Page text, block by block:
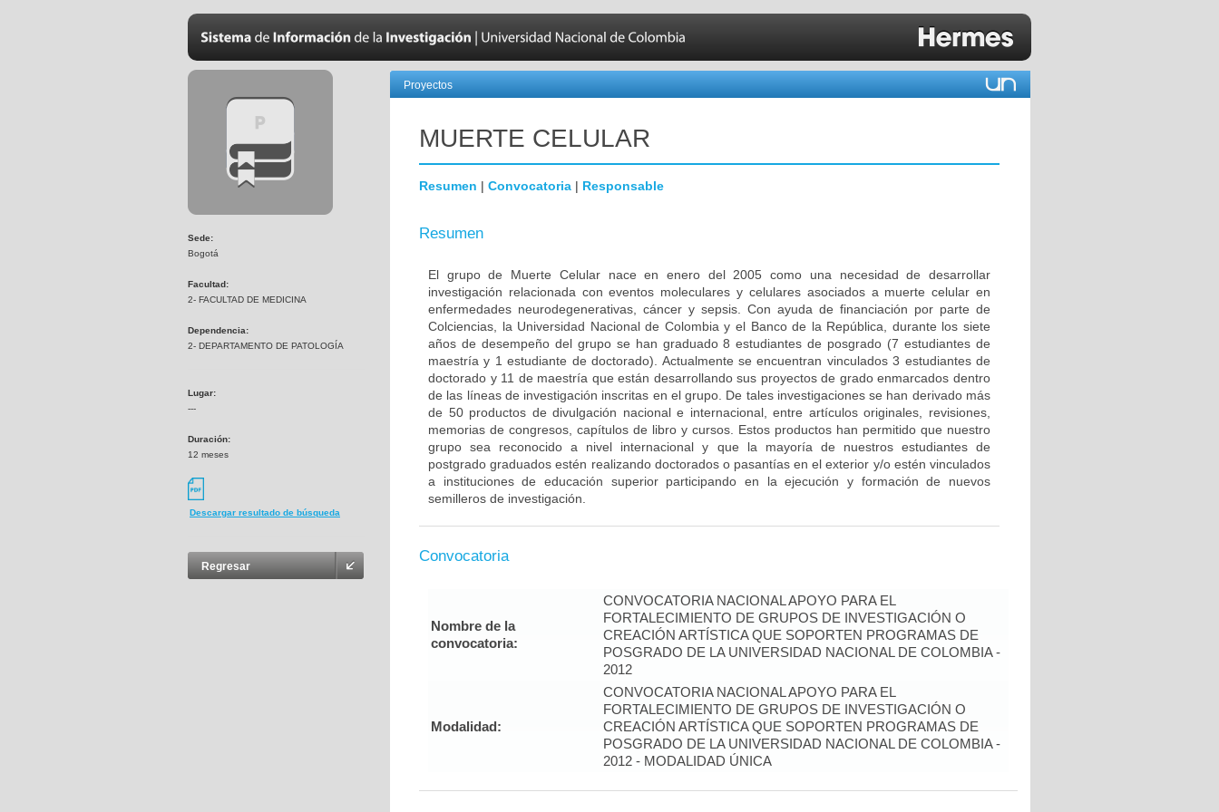
Sede:
Bogotá
Facultad:
2- FACULTAD DE MEDICINA
Dependencia:
2- DEPARTAMENTO DE PATOLOGÍA
Lugar:
---
Duración:
12 meses
Descargar resultado de búsqueda
Regresar
Proyectos
MUERTE CELULAR
Resumen | Convocatoria | Responsable
Resumen
El grupo de Muerte Celular nace en enero del 2005 como una necesidad de desarrollar
investigación relacionada con eventos moleculares y celulares asociados a muerte celular en
enfermedades neurodegenerativas, cáncer y sepsis. Con ayuda de financiación por parte de
Colciencias, la Universidad Nacional de Colombia y el Banco de la República, durante los siete
años de desempeño del grupo se han graduado 8 estudiantes de posgrado (7 estudiantes de
maestría y 1 estudiante de doctorado). Actualmente se encuentran vinculados 3 estudiantes de
doctorado y 11 de maestría que están desarrollando sus proyectos de grado enmarcados dentro
de las líneas de investigación inscritas en el grupo. De tales investigaciones se han derivado más
de 50 productos de divulgación nacional e internacional, entre artículos originales, revisiones,
memorias de congresos, capítulos de libro y cursos. Estos productos han permitido que nuestro
grupo sea reconocido a nivel internacional y que la mayoría de nuestros estudiantes de
postgrado graduados estén realizando doctorados o pasantías en el exterior y/o estén vinculados
a instituciones de educación superior participando en la ejecución y formación de nuevos
semilleros de investigación.
Convocatoria
Nombre de la
convocatoria:
CONVOCATORIA NACIONAL APOYO PARA EL
FORTALECIMIENTO DE GRUPOS DE INVESTIGACIÓN O
CREACIÓN ARTÍSTICA QUE SOPORTEN PROGRAMAS DE
POSGRADO DE LA UNIVERSIDAD NACIONAL DE COLOMBIA -
2012
Modalidad:
CONVOCATORIA NACIONAL APOYO PARA EL
FORTALECIMIENTO DE GRUPOS DE INVESTIGACIÓN O
CREACIÓN ARTÍSTICA QUE SOPORTEN PROGRAMAS DE
POSGRADO DE LA UNIVERSIDAD NACIONAL DE COLOMBIA -
2012 - MODALIDAD ÚNICA